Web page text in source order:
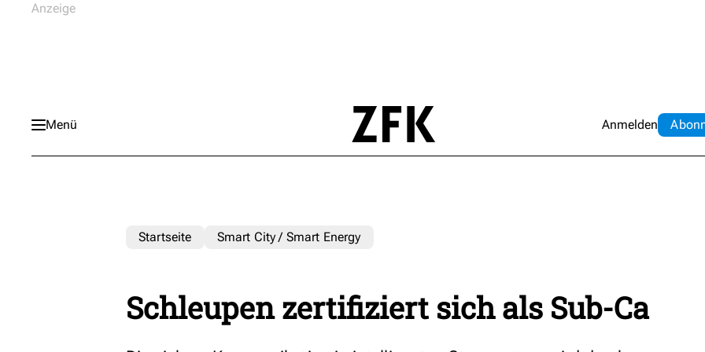
Menü Anmelden Abo
Startseite Smart City / Smart Energy
Schleupen zertifiziert sich als Sub-Ca